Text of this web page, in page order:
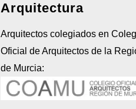
Arquitectura
Arquitectos colegiados en
Oficial de Arquitectos de la
de Murcia: